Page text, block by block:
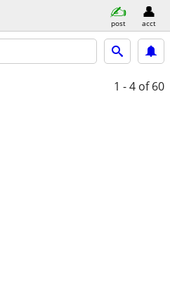
post acct
1 - 4 of 60